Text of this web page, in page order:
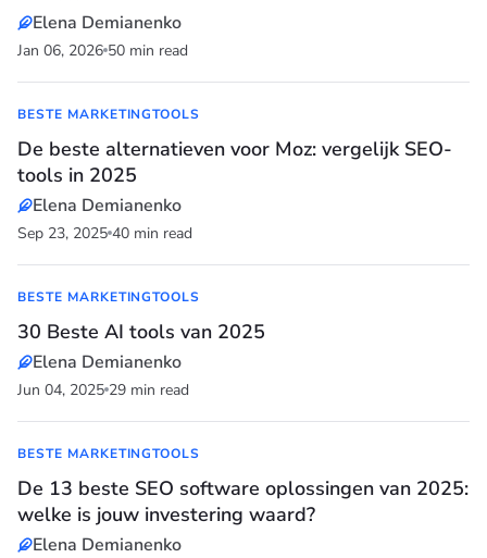
Elena Demianenko
Jan 06, 2026 50 min read
BESTE MARKETINGTOOLS
De beste alternatieven voor Moz: vergelijk SEO-
tools in 2025
Elena Demianenko
Sep 23, 2025 40 min read
BESTE MARKETINGTOOLS
30 Beste AI tools van 2025
Elena Demianenko
Jun 04, 2025 29 min read
BESTE MARKETINGTOOLS
De 13 beste SEO software oplossingen van 2025:
welke is jouw investering waard?
Elena Demianenko